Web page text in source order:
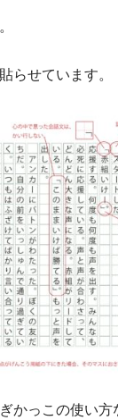
らせています。
かっこの使い方